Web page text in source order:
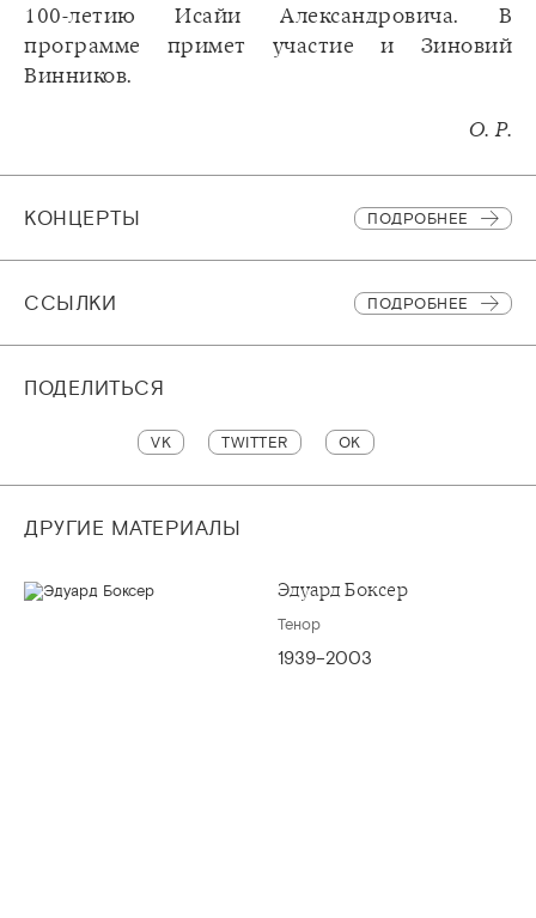
100-летию Исайи Александровича. В
программе примет участие и Зиновий
Винников.
О. Р.
КОНЦЕРТЫ ПОДРОБНЕЕ
CСЫЛКИ ПОДРОБНЕЕ
ПОДЕЛИТЬСЯ
VK TWITTER OK
ДРУГИЕ МАТЕРИАЛЫ
Эдуард Боксер
Тенор
1939–2003